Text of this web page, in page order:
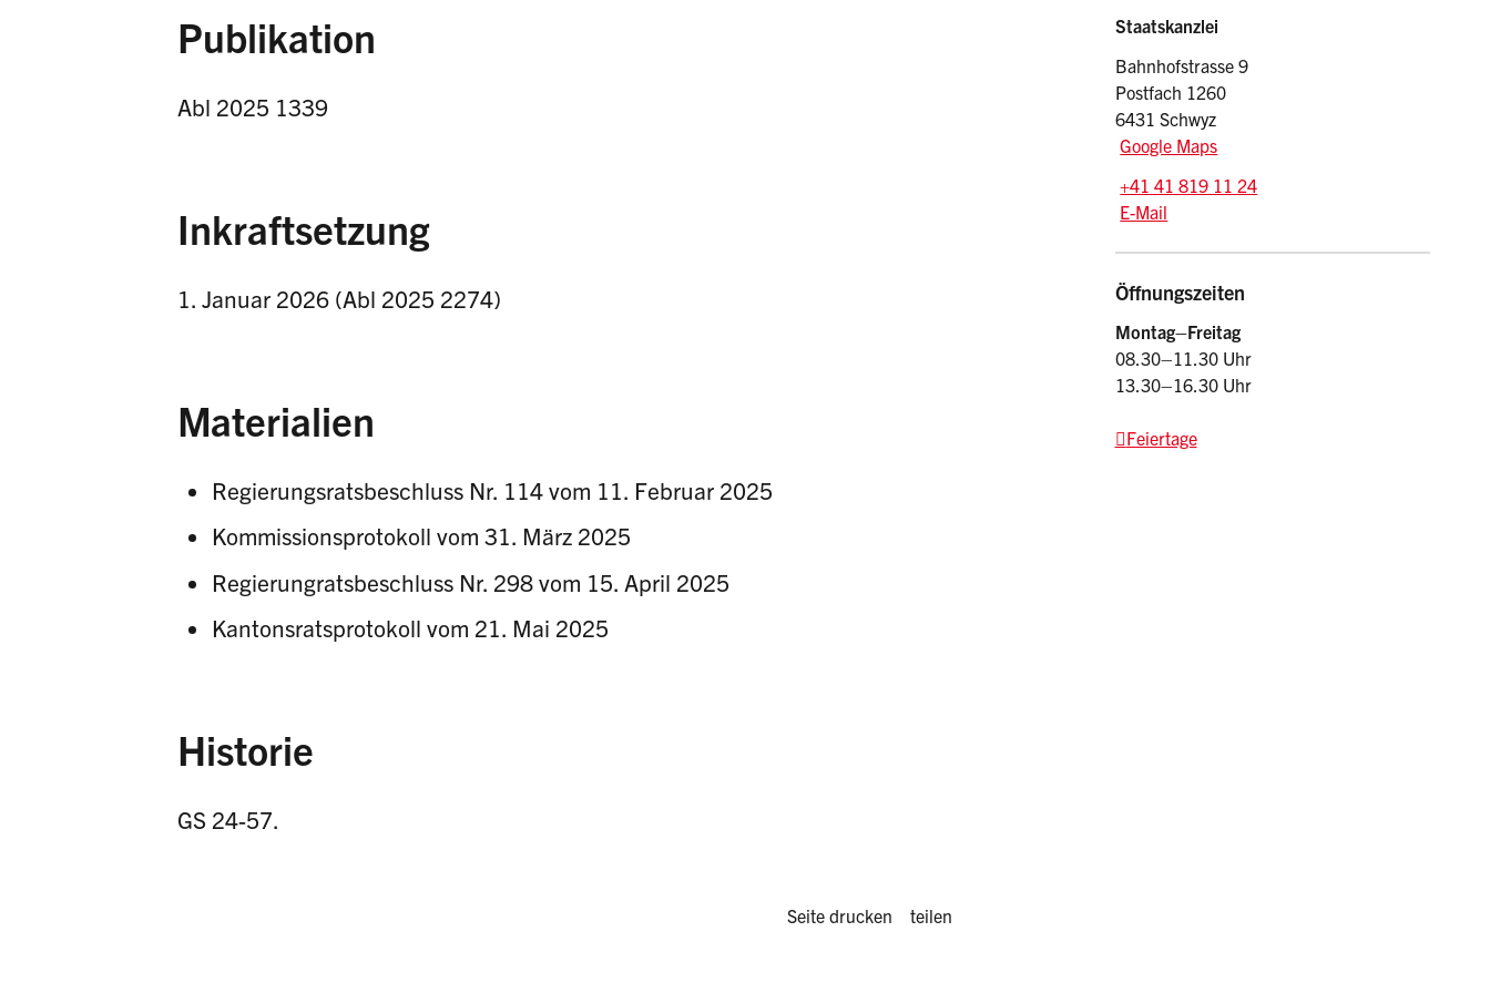
Publikation
Abl 2025 1339
Inkraftsetzung
1. Januar 2026 (Abl 2025 2274)
Materialien
Regierungsratsbeschluss Nr. 114 vom 11. Februar 2025
Kommissionsprotokoll vom 31. März 2025
Regierungratsbeschluss Nr. 298 vom 15. April 2025
Kantonsratsprotokoll vom 21. Mai 2025
Historie
GS 24-57.
Sidebar
Adresse
Staatskanzlei
Bahnhofstrasse 9
Postfach 1260
6431 Schwyz
Google Maps
Tel.:
+41 41 819 11 24
E-Mail: srsz
E-Mail
Öffnungszeiten
Montag–Freitag
08.30–11.30 Uhr
13.30–16.30 Uhr
Feiertage
Diese Seite drucken oder teilen:
Seite drucken teilen